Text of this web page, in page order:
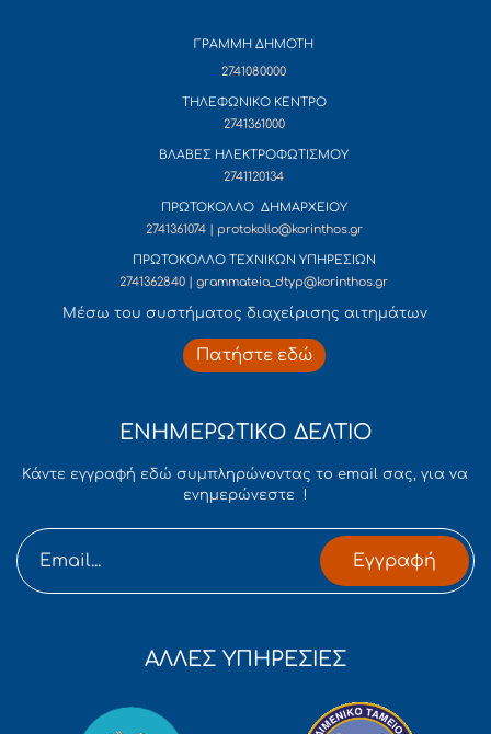
ΓΡΑΜΜΗ ΔΗΜΟΤΗ
2741080000
ΤΗΛΕΦΩΝΙΚΟ ΚΕΝΤΡΟ
2741361000
ΒΛΑΒΕΣ ΗΛΕΚΤΡΟΦΩΤΙΣΜΟΥ
2741120134
ΠΡΩΤΟΚΟΛΛΟ ΔΗΜΑΡΧΕΙΟΥ
2741361074 | protokollo@korinthos.gr
ΠΡΩΤΟΚΟΛΛΟ ΤΕΧΝΙΚΩΝ ΥΠΗΡΕΣΙΩΝ
2741362840 | grammateia_dtyp@korinthos.gr
Mέσω του συστήματος διαχείρισης αιτημάτων
Πατήστε εδώ
ΕΝΗΜΕΡΩΤΙΚΟ ΔΕΛΤΙΟ
Κάντε εγγραφή εδώ συμπληρώνοντας το email σας, για να
ενημερώνεστε !
Εγγραφή
ΑΛΛΕΣ ΥΠΗΡΕΣΙΕΣ